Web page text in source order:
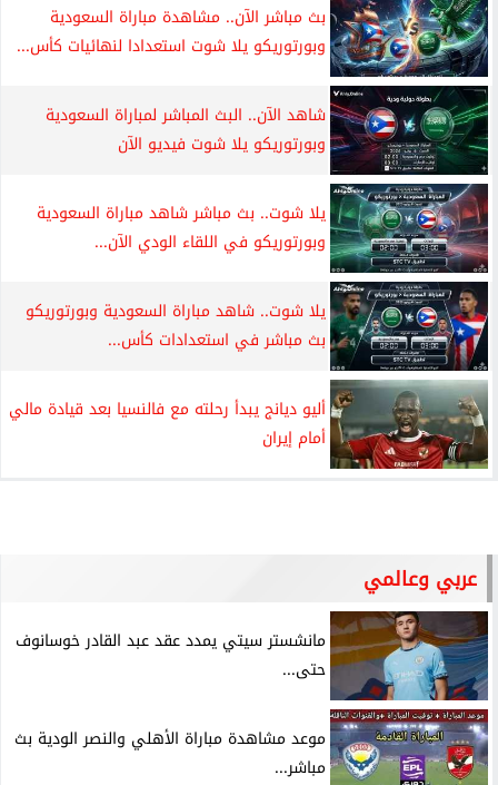
بث مباشر الآن.. مشاهدة مباراة السعودية
وبورتوريكو يلا شوت استعدادا لنهائيات كأس...
شاهد الآن.. البث المباشر لمباراة السعودية
وبورتوريكو يلا شوت فيديو الآن
يلا شوت.. بث مباشر شاهد مباراة السعودية
وبورتوريكو في اللقاء الودي الآن...
يلا شوت.. شاهد مباراة السعودية وبورتوريكو
بث مباشر في استعدادات كأس...
أليو ديانج يبدأ رحلته مع فالنسيا بعد قيادة مالي
أمام إيران
عربي وعالمي
مانشستر سيتي يمدد عقد عبد القادر خوسانوف
حتى...
موعد مشاهدة مباراة الأهلي والنصر الودية بث
مباشر...